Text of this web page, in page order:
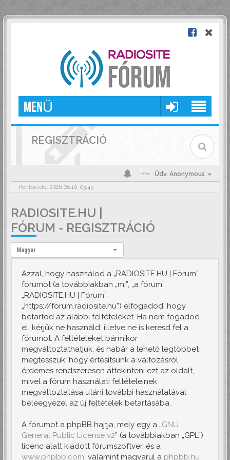
MENÜ
REGISZTRÁCIÓ
Üdv, Anonymous
Pontos idő: 2026.08.10. 03:45
RADIOSITE.HU |
FÓRUM - REGISZTRÁCIÓ
Nyelv:
Magyar
Azzal, hogy használod a „RADIOSITE.HU | Fórum”
fórumot (a továbbiakban „mi”, „a fórum”,
„RADIOSITE.HU | Fórum”,
„https://forum.radiosite.hu”) elfogadod, hogy
betartod az alábbi feltételeket. Ha nem fogadod
el, kérjük ne használd, illetve ne is keresd fel a
fórumot. A feltételeket bármikor
megváltoztathatjuk, és habár a lehető legtöbbet
megtesszük, hogy értesítsünk a változásról,
érdemes rendszeresen áttekinteni ezt az oldalt,
mivel a fórum használati feltételeinek
megváltoztatása utáni további használatával
beleegyezel az új feltételek betartásába.
A fórumot a phpBB hajtja, mely egy a „GNU
General Public License v2” (a továbbiakban „GPL”)
licenc alatt kiadott fórumszoftver, és a
www.phpbb.com, valamint magyarul a phpbb.hu